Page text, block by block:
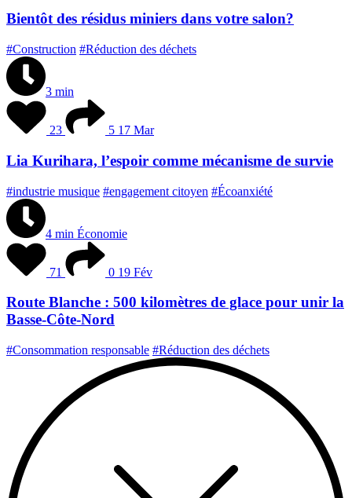
Bientôt des résidus miniers dans votre salon?
#Construction #Réduction des déchets
3 min
23 5 17 Mar
Lia Kurihara, l’espoir comme mécanisme de survie
#industrie musique #engagement citoyen #Écoanxiété
4 min Économie
71 0 19 Fév
Route Blanche : 500 kilomètres de glace pour unir la
Basse-Côte-Nord
#Consommation responsable #Réduction des déchets